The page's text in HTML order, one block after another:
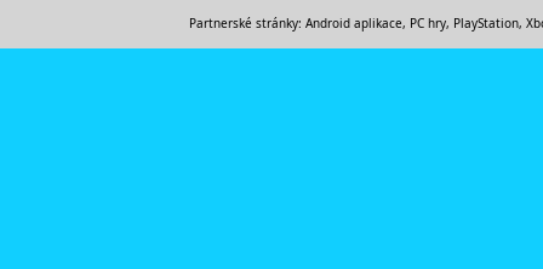
Partnerské stránky: Android aplikace, PC hry, PlayStation,